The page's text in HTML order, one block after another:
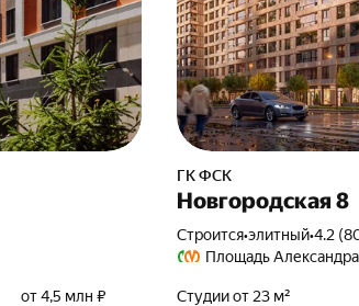
от 4,5 млн ₽
ГК ФСК
Новгородская 8
Строится•элитный•4.2
Площадь
Студии от 23 м²